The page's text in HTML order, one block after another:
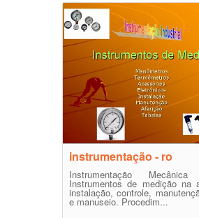
instrumentação - ro
Instrumentação Mecânica
Instrumentos de medição na
instalação, controle,
e manuseio. Procedim...